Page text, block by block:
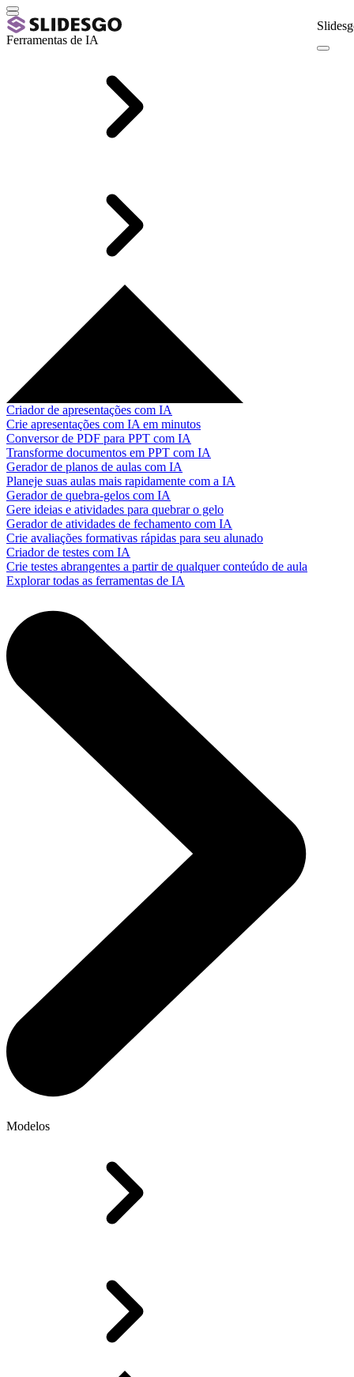
Ferramentas de IA
Criador de apresentações com IA
Crie apresentações com IA em minutos
Conversor de PDF para PPT com IA
Transforme documentos em PPT com IA
Gerador de planos de aulas com IA
Planeje suas aulas mais rapidamente com a IA
Gerador de quebra-gelos com IA
Gere ideias e atividades para quebrar o gelo
Gerador de atividades de fechamento com IA
Crie avaliações formativas rápidas para seu alunado
Criador de testes com IA
Crie testes abrangentes a partir de qualquer conteúdo de aula
Explorar todas as ferramentas de IA
Modelos